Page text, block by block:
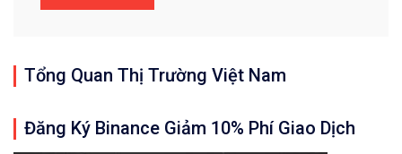
Tổng Quan Thị Trường Việt Nam
Đăng Ký Binance Giảm 10% Phí Giao Dịch